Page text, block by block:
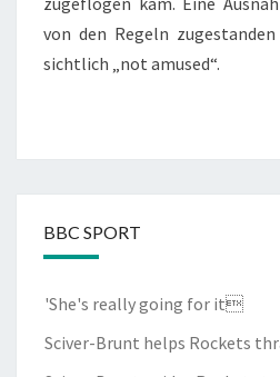
von den Regeln
sichtlich „not amused“.
BBC SPORT
'She's really going for it
Sciver-Brunt helps Rockets